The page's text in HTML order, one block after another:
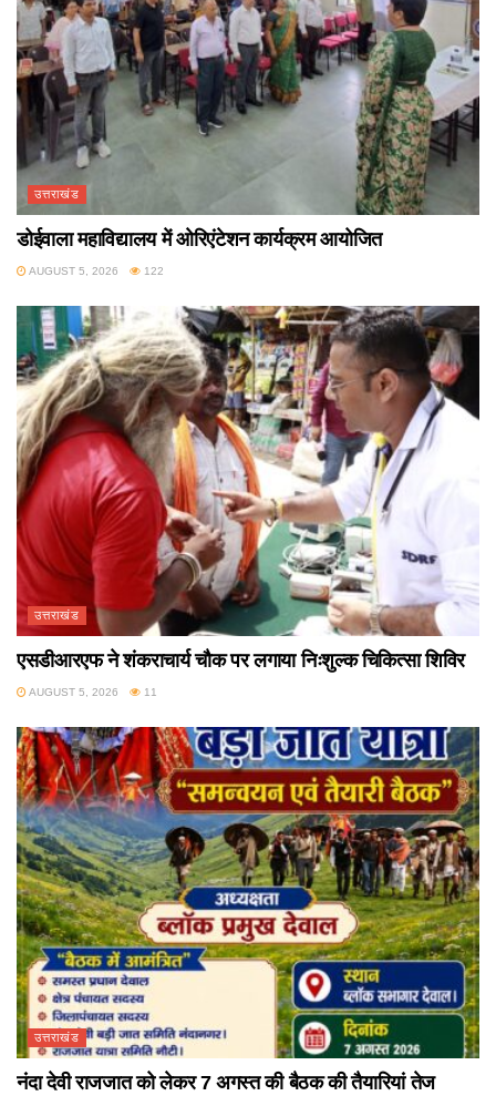
उत्तराखंड
डोईवाला महाविद्यालय में ओरिएंटेशन कार्यक्रम आयोजित
AUGUST 5, 2026 122
उत्तराखंड
एसडीआरएफ ने शंकराचार्य चौक पर लगाया निःशुल्क चिकित्सा शिविर
AUGUST 5, 2026 11
उत्तराखंड
नंदा देवी राजजात को लेकर 7 अगस्त की बैठक की तैयारियां तेज